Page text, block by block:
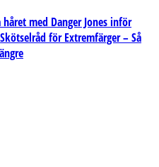
med Danger Jones inför
Skötselråd för Extremfärger – Så